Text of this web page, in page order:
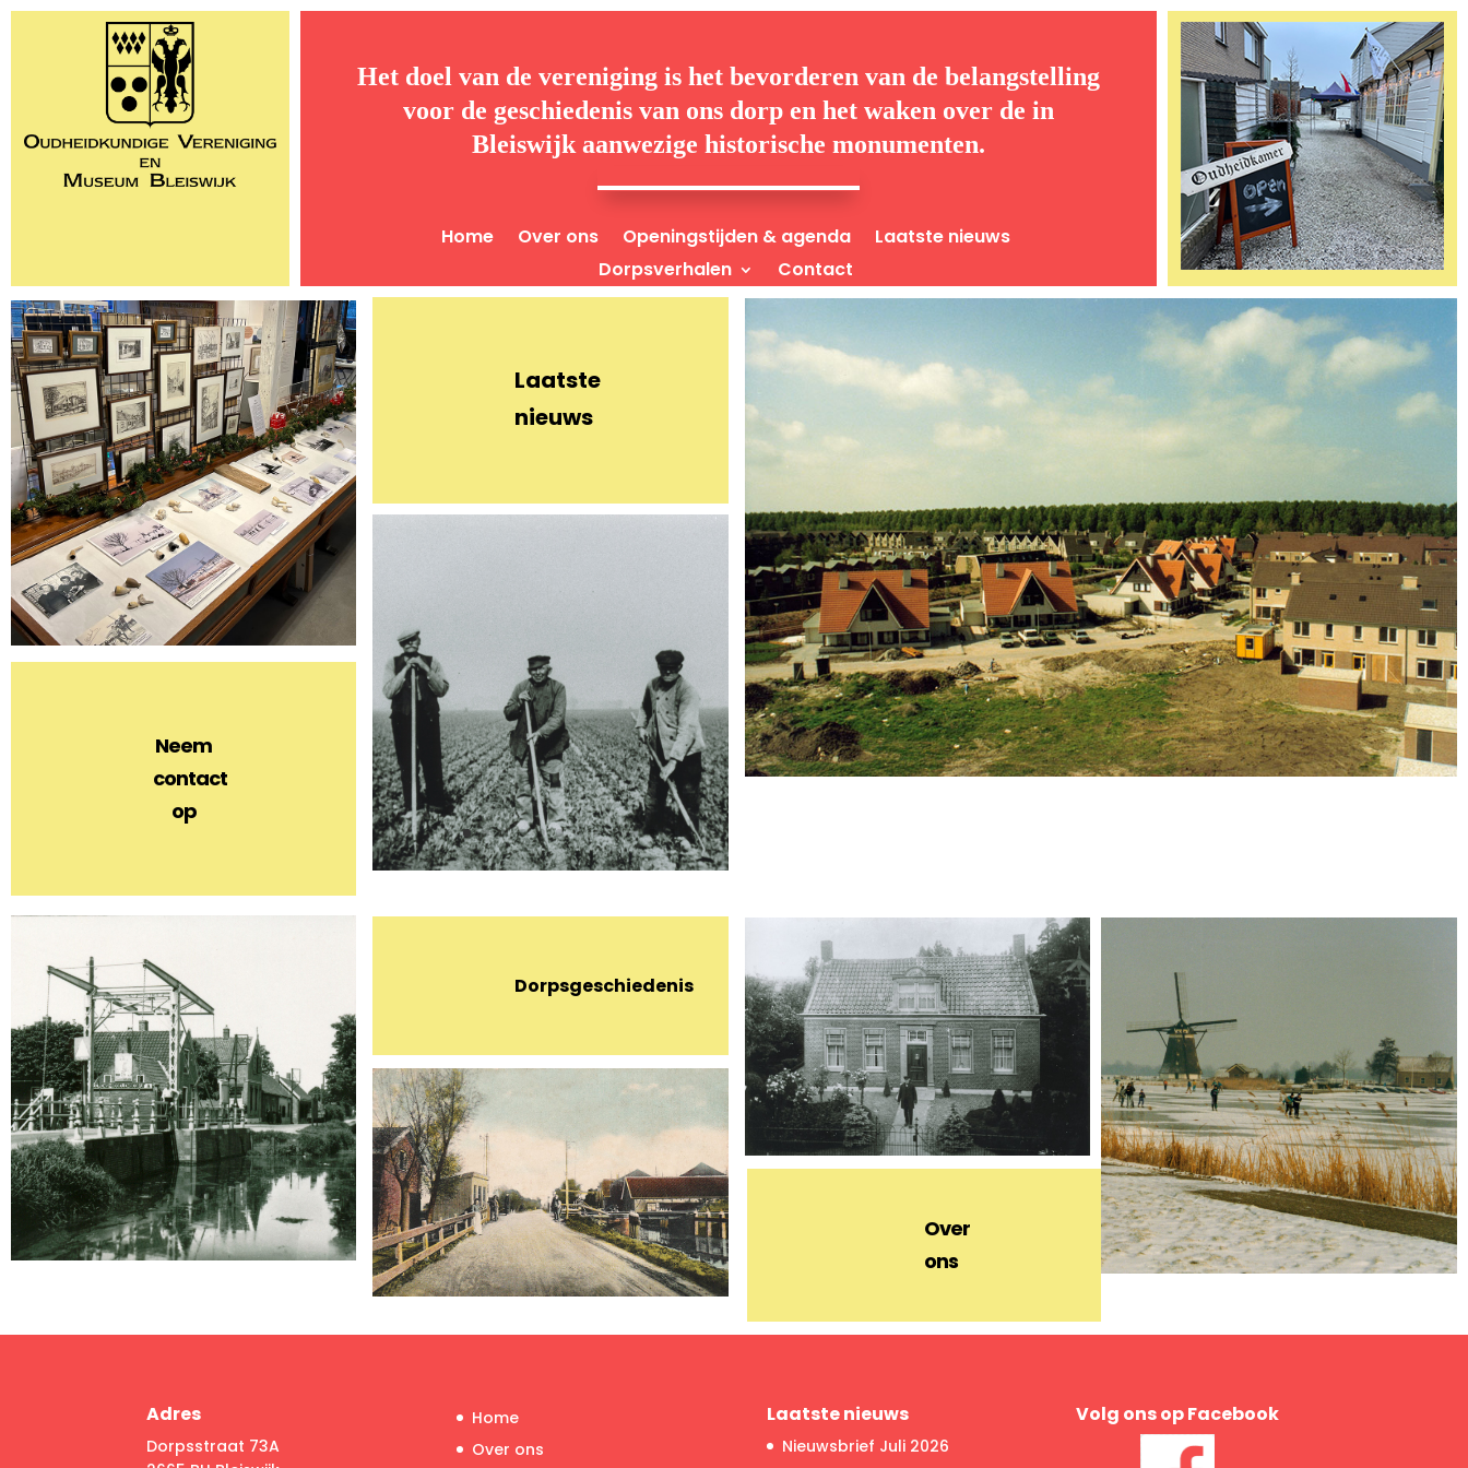
Het doel van de vereniging is het bevorderen van de belangstelling
voor de geschiedenis van ons dorp en het waken over de in
Bleiswijk aanwezige historische monumenten.
Home Over ons Openingstijden & agenda
Laatste nieuws
Dorpsverhalen
Contact
Neem
contact
op
Laatste
nieuws
Dorpsgeschiedenis
Over
ons
Adres
Dorpsstraat 73A
Home
Over ons
Laatste nieuws
Nieuwsbrief Juli 2026
Volg ons op Facebook